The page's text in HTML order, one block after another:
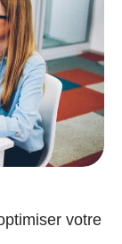
votre